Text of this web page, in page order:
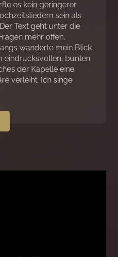
es kein geringerer
sein als
Text geht unter die
mehr offen.
wanderte mein Blick
eindrucksvollen, bunten
der Kapelle eine
verleiht. Ich singe